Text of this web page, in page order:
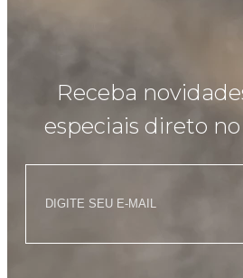
Receba
especiais direto